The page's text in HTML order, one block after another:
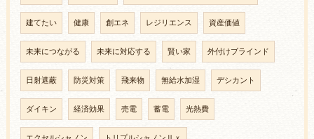
建てたい 健康 創エネ レジリエンス 資産価値
未来につながる 未来に対応する 賢い家 外付けブラインド
日射遮蔽 防災対策 飛来物 無給水加湿 デシカント
ダイキン 経済効果 売電 蓄電 光熱費